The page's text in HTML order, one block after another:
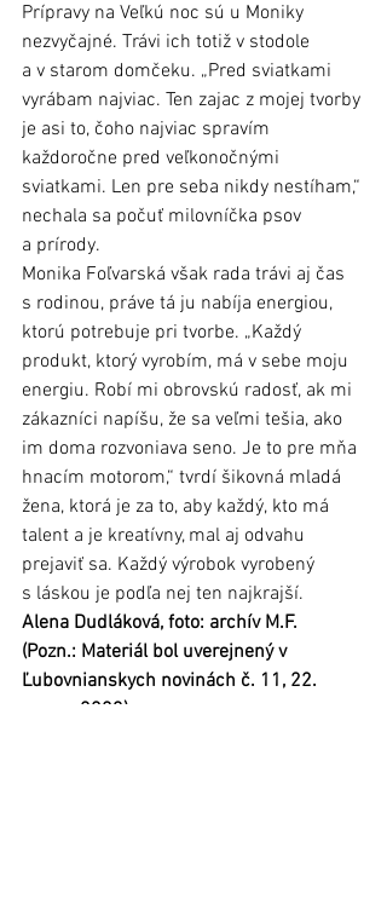
Prípravy na Veľkú noc sú u Moniky
nezvyčajné. Trávi ich totiž v stodole
a v starom domčeku. „Pred sviatkami
vyrábam najviac. Ten zajac z mojej tvorby
je asi to, čoho najviac spravím
každoročne pred veľkonočnými
sviatkami. Len pre seba nikdy nestíham,“
nechala sa počuť milovníčka psov
a prírody.
Monika Foľvarská však rada trávi aj čas
s rodinou, práve tá ju nabíja energiou,
ktorú potrebuje pri tvorbe. „Každý
produkt, ktorý vyrobím, má v sebe moju
energiu. Robí mi obrovskú radosť, ak mi
zákazníci napíšu, že sa veľmi tešia, ako
im doma rozvoniava seno. Je to pre mňa
hnacím motorom,“ tvrdí šikovná mladá
žena, ktorá je za to, aby každý, kto má
talent a je kreatívny, mal aj odvahu
prejaviť sa. Každý výrobok vyrobený
s láskou je podľa nej ten najkrajší.
Alena Dudláková, foto: archív M.F.
(Pozn.: Materiál bol uverejnený v
Ľubovnianskych novinách č. 11, 22.
marca 2023)